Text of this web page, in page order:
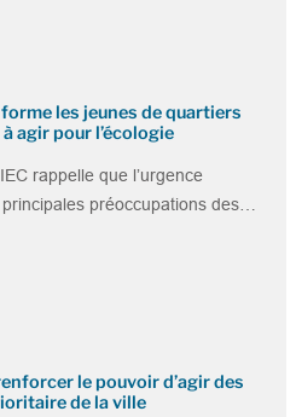
les jeunes de quartiers
agir pour l’écologie
rappelle que l’urgence
principales préoccupations des…
le pouvoir d’agir des
de la ville